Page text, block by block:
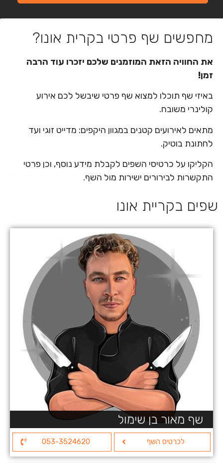
מחפשים שף פרטי בקרית אונו?
את החוויה הזאת המוזמנים שלכם יזכרו עוד הרבה
זמן!
באיזי שף תוכלו למצוא שף פרטי שיבשל לכם אירוע
קולינרי משובח.
מתאים לאירועים קטנים במגוון היקפים: מדייט זוגי ועד
לחתונת בוטיק.
הקליקו על כרטיסי השפים לקבלת מידע נוסף, וכן פרטי
התקשרות לבירורים ישירות מול השף.
שפים בקריית אונו
שף מאור בן שימול
לכרטיס השף 053-3524620